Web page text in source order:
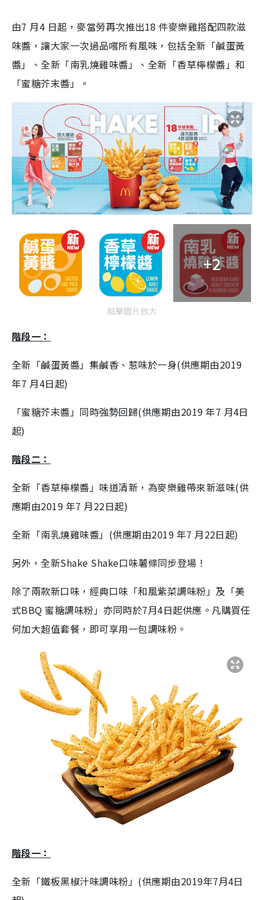
由7 月4 日起，麥當勞再次推出18 件麥樂雞搭配四款滋
味醬，讓大家一次過品嚐所有風味，包括全新「鹹蛋黃
醬」、全新「南乳燒雞味醬」、全新「香草檸檬醬」和
「蜜糖芥末醬」。
+2
點擊圖片放大
階段一：
全新「鹹蛋黃醬」集鹹香、惹味於一身(供應期由2019
年7 月4日起)
「蜜糖芥末醬」 同時強勢回歸(供應期由2019 年7 月4日
起)
階段二：
全新「香草檸檬醬」味道清新，為麥樂雞帶來新滋味(供
應期由2019 年7 月22日起)
全新「南乳燒雞味醬」(供應期由2019 年7 月22日起)
另外，全新Shake Shake口味薯條同步登場！
除了兩款新口味，經典口味「和風紫菜調味粉」及「美
式BBQ 蜜糖調味粉」亦同時於7月4日起供應。凡購買任
何加大超值套餐，即可享用一包調味粉。
階段一：
全新「鐵板黑椒汁味調味粉」(供應期由2019年7月4日